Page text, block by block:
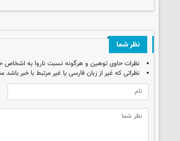
نظر شما
نظرات حاوی توهین و هرگونه نسبت ناروا به
نظراتی که غیر از زبان فارسی یا غیر مرتبط با خبر